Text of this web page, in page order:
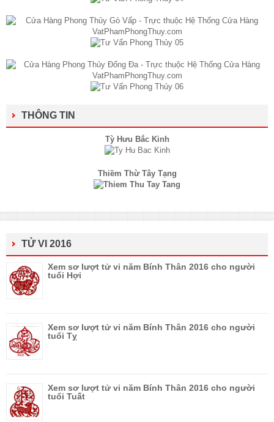
THÔNG TIN
Tỳ Hưu Bắc Kinh
Thiềm Thừ Tây Tạng
TỬ VI 2016
Xem sơ lượt tử vi năm Bính Thân 2016 cho người
tuổi Hợi
Xem sơ lượt tử vi năm Bính Thân 2016 cho người
tuổi Tỵ
Xem sơ lượt tử vi năm Bính Thân 2016 cho người
tuổi Tuất